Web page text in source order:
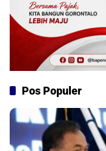
Pos Populer